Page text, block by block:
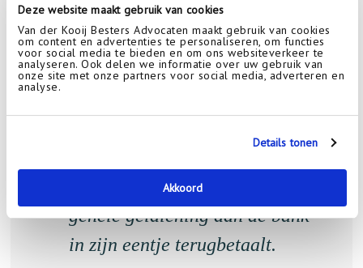
Deze website maakt gebruik van cookies
Van der Kooij Besters Advocaten maakt gebruik van cookies
om content en advertenties te personaliseren, om functies
voor social media te bieden en om ons websiteverkeer te
analyseren. Ook delen we informatie over uw gebruik van
onze site met onze partners voor social media, adverteren en
analyse.
Details tonen
Akkoord
terugbetaald.
Een en ander zit Jan niet lekker.
en nu heeft jan feitelijk de
gehele geldlening aan de bank
in zijn eentje terugbetaalt.